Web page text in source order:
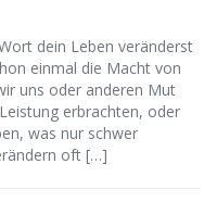
dein Leben veränderst
einmal die Macht von
uns oder anderen Mut
erbrachten, oder
was nur schwer
oft […]